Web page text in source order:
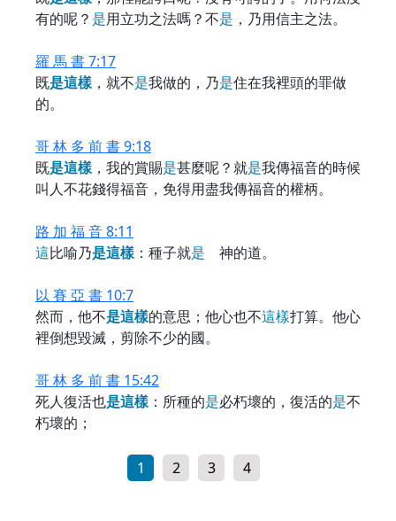
有的呢？ 是用立功之法嗎？不是 ，乃用信主之法。
羅 馬 書 7:17
既是這樣，就不是我做的，乃是住在我裡頭的罪做
的。
哥 林 多 前 書 9:18
既是這樣，我的賞賜是甚麼呢？就是我傳福音的時候
叫人不花錢得福音，免得用盡我傳福音的權柄。
路 加 福 音 8:11
這比喻乃是這樣：種子就是 神的道。
以 賽 亞 書 10:7
然而，他不是這樣的意思；他心也不這樣打算。他心
裡倒想毀滅，剪除不少的國。
哥 林 多 前 書 15:42
死人復活也是這樣：所種的是必朽壞的，復活的是不
朽壞的；
1 2 3 4